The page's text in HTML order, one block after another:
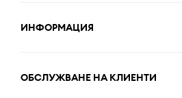
ИНФОРМАЦИЯ
ОБСЛУЖВАНЕ НА КЛИЕНТИ